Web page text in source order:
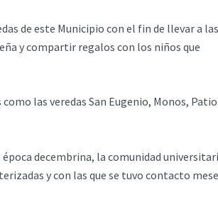
de este Municipio con el fin de llevar a las
y compartir regalos con los niños que
las veredas San Eugenio, Monos, Patio
decembrina, la comunidad
y con las que se tuvo contacto